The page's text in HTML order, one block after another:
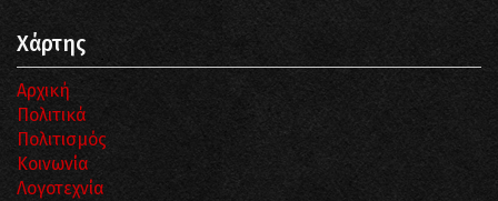
Χάρτης
Αρχική
Πολιτικά
Πολιτισμός
Κοινωνία
Λογοτεχνία